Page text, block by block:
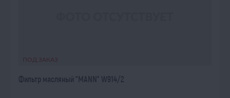
ПОД ЗАКАЗ
Фильтр масляный "MANN" W914/2